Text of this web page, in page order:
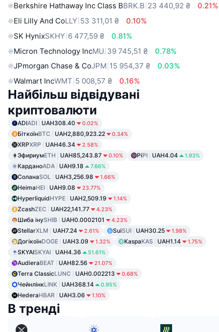
Berkshire Hathaway Inc Class BBRK.B 23 440,92 ₴
0.21%
Eli Lilly And CoLLY 53 311,01 ₴
0.10%
SK HynixSKHY 6 477,59 ₴
0.81%
Micron Technology IncMU 39 745,51 ₴
0.78%
JPmorgan Chase & CoJPM 15 954,37 ₴
0.03%
Walmart IncWMT 5 008,57 ₴ 0.16%
Найбільш відвідувані
криптовалюти
ADIADI UAH308.40 0.02%
БіткоїнBTC UAH2,880,923.22 0.34%
XRPXRP UAH46.34 2.58%
ЭфириумETH UAH85,243.87 0.10% PiPI UAH4.04 1.93%
КарданоADA UAH9.18 7.66%
СоланаSOL UAH3,256.98 1.66%
HeimaHEI UAH9.08 23.77%
HyperliquidHYPE UAH2,509.19 1.14%
ZcashZEC UAH22,141.77 4.23%
Шиба інуSHIB UAH0.0002101 4.23%
StellarXLM UAH7.24 2.61% SuiSUI UAH30.25 1.98%
ДогікоїнDOGE UAH3.09 1.32% KaspaKAS UAH1.14 1.75%
SKYAISKYAI UAH4.36 51.61%
AudieraBEAT UAH82.56 21.07%
Terra ClassicLUNC UAH0.002213 0.68%
ЧейнлінкLINK UAH368.14 0.95%
HederaHBAR UAH3.06 1.10%
В тренді